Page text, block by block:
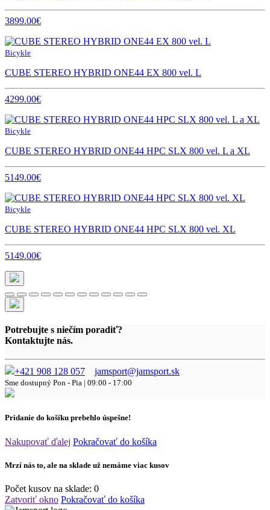
3899.00€
Bicykle
CUBE STEREO HYBRID ONE44 EX 800 vel. L
4299.00€
Bicykle
CUBE STEREO HYBRID ONE44 HPC SLX 800 vel. L a XL
5149.00€
Bicykle
CUBE STEREO HYBRID ONE44 HPC SLX 800 vel. XL
5149.00€
Potrebujte s niečím poradiť?
Kontaktujte nás.
+421 908 128 057 jamsport@jamsport.sk
Sme dostupný Pon - Pia | 09:00 - 17:00
Pridanie do košíku prebehlo úspešne!
Nakupovať ďalej Pokračovať do košíka
Mrzí nás to, ale na sklade už nemáme viac kusov
Počet kusov na sklade: 0
Zatvoriť okno Pokračovať do košíka